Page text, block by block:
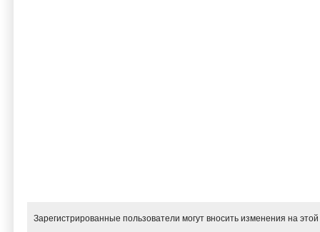
Зарегистрированные пользователи могут вносить изменения на